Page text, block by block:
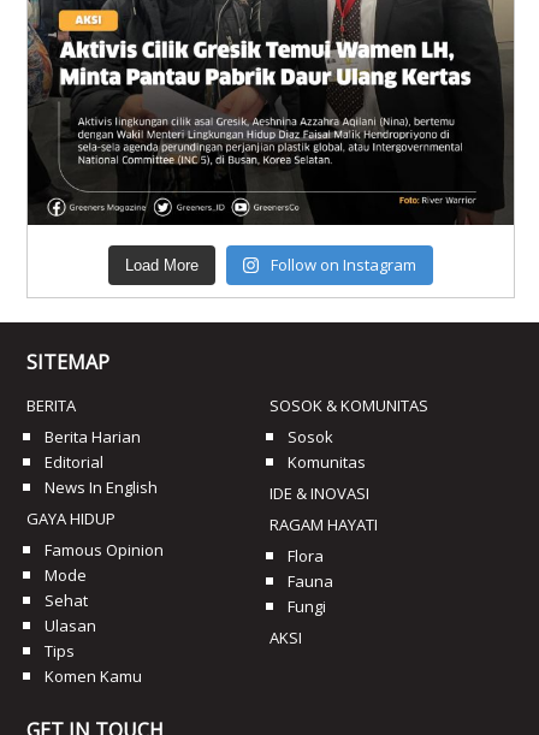
Load More Follow on Instagram
SITEMAP
BERITA
Berita Harian
Editorial
News In English
GAYA HIDUP
Famous Opinion
Mode
Sehat
Ulasan
Tips
Komen Kamu
SOSOK & KOMUNITAS
Sosok
Komunitas
IDE & INOVASI
RAGAM HAYATI
Flora
Fauna
Fungi
AKSI